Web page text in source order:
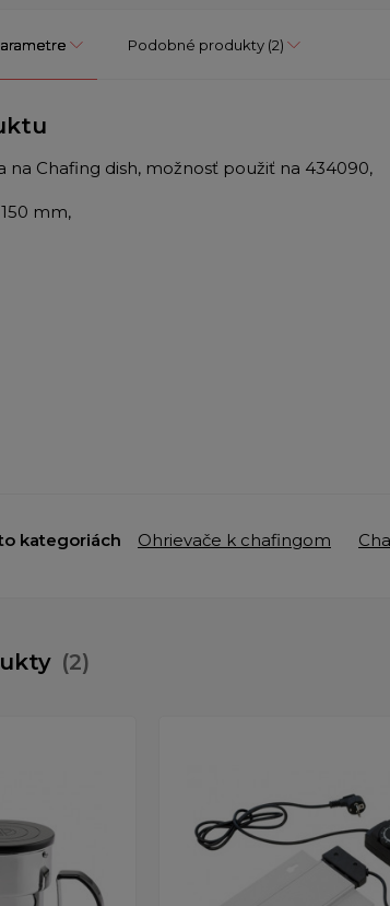
Podobné produkty (2)
na Chafing dish, možnosť použiť na 434090,
mm,
kategoriách Ohrievače k chafingom
(2)